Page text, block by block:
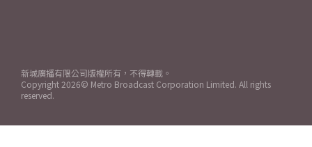
新城廣播有限公司版權所有，不得轉載。
Copyright 2026© Metro Broadcast Corporation Limited. All rights
reserved.